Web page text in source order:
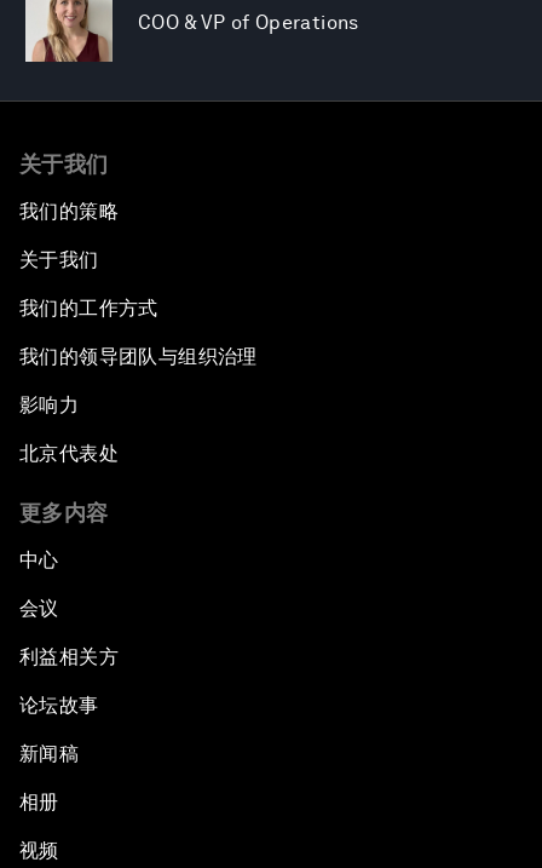
COO & VP of Operations
关于我们
我们的策略
关于我们
我们的工作方式
我们的领导团队与组织治理
影响力
北京代表处
更多内容
中心
会议
利益相关方
论坛故事
新闻稿
相册
视频